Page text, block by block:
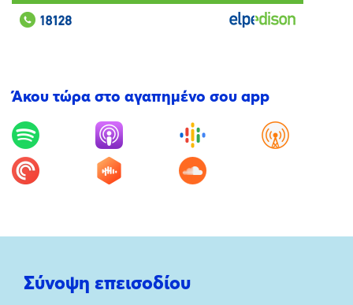
Άκου τώρα στο αγαπημένο σου app
Σύνοψη επεισοδίου